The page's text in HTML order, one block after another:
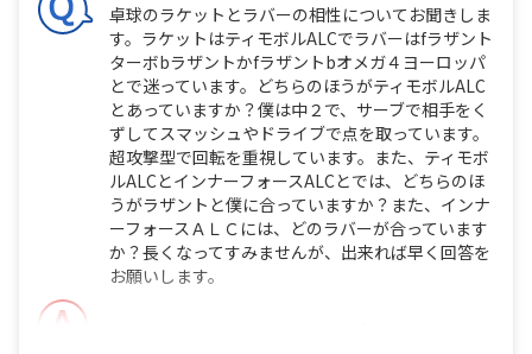
卓球のラケットとラバーの相性についてお聞きしま
す。ラケットはティモボルALCでラバーはfラザント
ターボbラザントかfラザントbオメガ４ヨーロッパ
とで迷っています。どちらのほうがティモボルALC
とあっていますか？僕は中２で、サーブで相手をく
ずしてスマッシュやドライブで点を取っています。
超攻撃型で回転を重視しています。また、ティモボ
ルALCとインナーフォースALCとでは、どちらのほ
うがラザントと僕に合っていますか？また、インナ
ーフォースＡＬＣには、どのラバーが合っています
か？長くなってすみませんが、出来れば早く回答を
お願いします。